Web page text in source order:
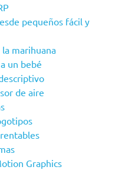
pequeños fácil y
marihuana
un bebé
de aire
Graphics